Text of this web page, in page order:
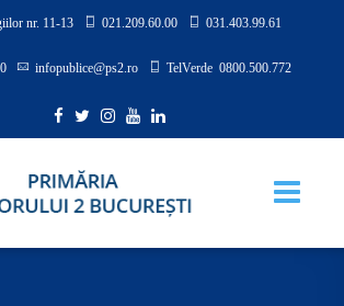
nr. 11-13 021.209.60.00 031.403.99.61
infopublice@ps2.ro TelVerde 0800.500.772